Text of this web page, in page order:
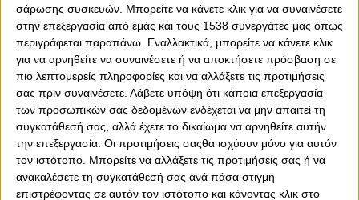
σάρωσης συσκευών. Μπορείτε να κάνετε κλικ για να συναινέσετε
στην επεξεργασία από εμάς και τους 1538 συνεργάτες μας όπως
περιγράφεται παραπάνω. Εναλλακτικά, μπορείτε να κάνετε κλικ
για να αρνηθείτε να συναινέσετε ή να αποκτήσετε πρόσβαση σε
πιο λεπτομερείς πληροφορίες και να αλλάξετε τις προτιμήσεις
σας πριν συναινέσετε. Λάβετε υπόψη ότι κάποια επεξεργασία
των προσωπικών σας δεδομένων ενδέχεται να μην απαιτεί τη
συγκατάθεσή σας, αλλά έχετε το δικαίωμα να αρνηθείτε αυτήν
την επεξεργασία. Οι προτιμήσεις σαςθα ισχύουν μόνο για αυτόν
τον ιστότοπο. Μπορείτε να αλλάξετε τις προτιμήσεις σας ή να
ανακαλέσετε τη συγκατάθεσή σας ανά πάσα στιγμή
επιστρέφοντας σε αυτόν τον ιστότοπο και κάνοντας κλικ στο